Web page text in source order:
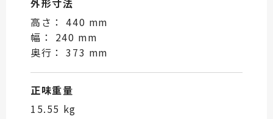
外形寸法
高さ： 440 mm
幅： 240 mm
奥行： 373 mm
正味重量
15.55 kg